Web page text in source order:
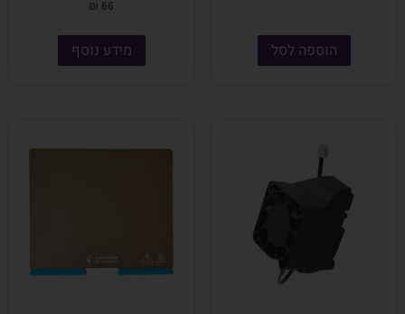
הוספה לסל
₪ 66
מידע נוסף